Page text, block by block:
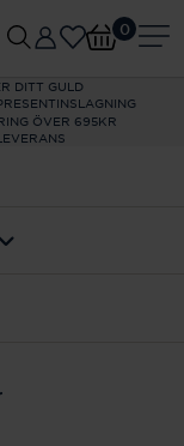
DITT GULD
ÖVER 695KR
0